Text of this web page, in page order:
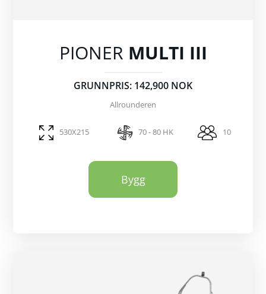
PIONER MULTI III
GRUNNPRIS: 142,900 NOK
Allrounderen
530X215 70 - 80 HK 10
Bygg